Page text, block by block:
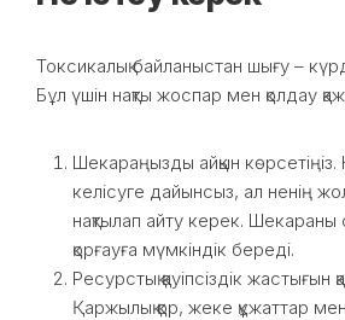
Токсикалық байланыстан шығу –
Бұл үшін нақты жоспар мен қолдау
Шекараңызды айқын
келісуге дайынсыз, ал ненің
нақтылап айту керек. Шекараны
қорғауға мүмкіндік береді.
Ресурстық қауіпсіздік жастығын
Қаржылық қор, жеке құжаттар